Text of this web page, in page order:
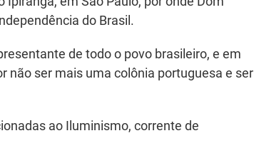
do Brasil.
de todo o povo brasileiro, e em
não ser mais uma colônia portuguesa e ser
ao Iluminismo, corrente de